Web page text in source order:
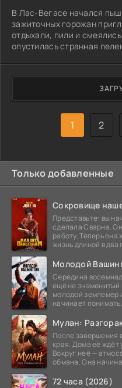
В Лас-Вегасе начался
зажиточных горожан
отдыхали, пили и
опустилась странная
тайник. Это настоящий
спустились в него,
мешок без окон. Главная
самое пугающее
есть ещё кто-то. Этот
1 2
Только добавленные
Сокровище
Представьте: вы
сделала Сварна.
работу. Теперь она
жизнь длиной в два
Молодой
Середина
ещё не знаменитый
молодой землемер
начинает
Мулан:
После завершения
края. Дома её ждёт
Вокруг неё —
обмана. Она
72 часа (2026)